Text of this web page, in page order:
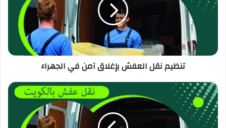
تنظيم نقل العفش بإغلاق آمن في الجهراء